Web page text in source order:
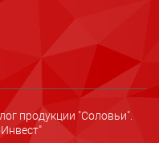
продукции "Соловьи".